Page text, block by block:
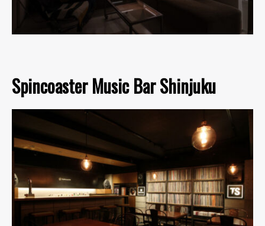
Spincoaster Music Bar Shinjuku